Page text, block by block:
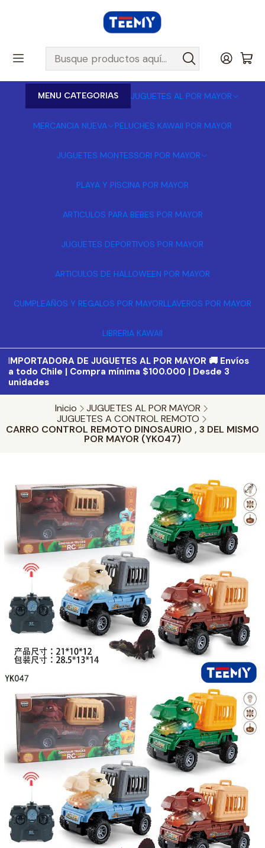
MENU CATEGORIAS JUGUETES AL POR MAYOR
MERCANCIA NUEVA PELUCHES KAWAII POR MAYOR
JUGUETES MONTESSORI POR MAYOR
PLAYA Y PISCINA POR MAYOR
ARTICULOS PARA BEBES POR MAYOR
JUGUETES DEPORTIVOS POR MAYOR
ARTICULOS DE HALLOWEEN POR MAYOR
CUMPLEAÑOS Y REGALOS POR MAYORLLAVEROS POR MAYOR
LIBRERIA KAWAII
IMPORTADORA DE JUGUETES AL POR MAYOR 🚚 Envíos
a todo Chile | Compra mínima $100.000 | Desde 3
unidades
Inicio
JUGUETES AL POR MAYOR
JUGUETES A CONTROL REMOTO
CARRO CONTROL REMOTO DINOSAURIO , 3 DEL MISMO
POR MAYOR (YK047)